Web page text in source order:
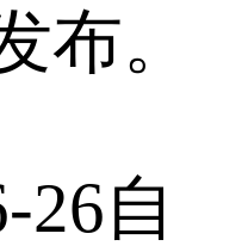
布。
26自